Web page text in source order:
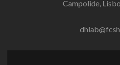
Campolide,